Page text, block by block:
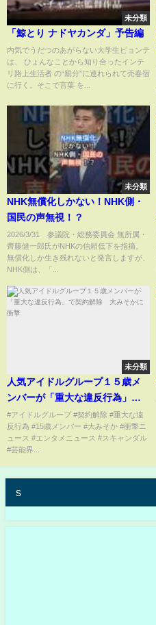
未分類
「鯨とり ナドヤカンダ」予告編
内気でうだつのあがらない大学生ピョンテ
は、 ひょんなことから知り合ったインテ
リ路上生活者 の“親分”に連れられて売春宿
に行く。そこで言葉 を...
未分類
NHK無償化しかない！NHK側・
国民の声無視！？
2026/3/31 参議院・総務委員会 無所属・
齊藤健一郎氏がNHKの信頼低下を指摘。
無償化しか生き残れないと発言しますが、
NHK側は、「...
未分類
人気アイドルグループ１５歳メ
ンバーが「重大な違反行為」で
契約解除 大みそかに衝撃
#アイドルグループ #契約解除 #重大な違
反行為 #15歳メンバー #大みそか #衝撃ニ
ュース #エンタメニュース #スキャンダル
#芸能界...
s